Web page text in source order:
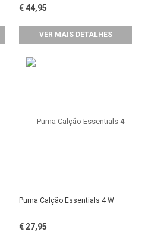
€ 44,95
VER MAIS DETALHES
Puma Calção Essentials 4 W
€ 27,95